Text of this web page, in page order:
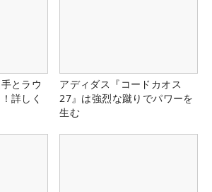
とラウ
詳しく
アディダス『コードカオス
27』は強烈な蹴りでパワーを
生む